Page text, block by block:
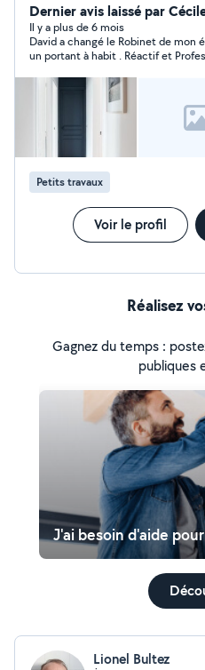
toile de verre parquet enduit faience carrelage pose
cuisine etc....j ai un book de
demande...je travaille
Dernier avis laissé par
Il y a plus de 6 mois
David a changé le Robinet de mon
un portant à habit . Réactif et
Petits travaux
Voir le profil
Réalisez
Gagnez du temps :
publiques
J'ai besoin d'aide
Lionel Bultez